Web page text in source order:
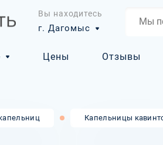
Вы находитесь
г. Дагомыс
Цены Отзывы
Капельницы